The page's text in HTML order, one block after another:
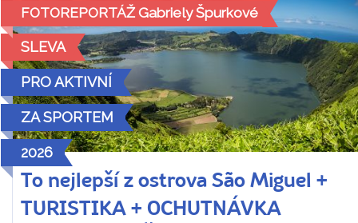
FOTOREPORTÁŽ Gabriely Špurkové
SLEVA
PRO AKTIVNÍ
ZA SPORTEM
2026
To nejlepší z ostrova São Miguel +
TURISTIKA + OCHUTNÁVKA